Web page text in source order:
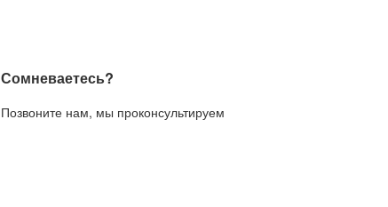
Сомневаетесь?
Позвоните нам, мы проконсультируем